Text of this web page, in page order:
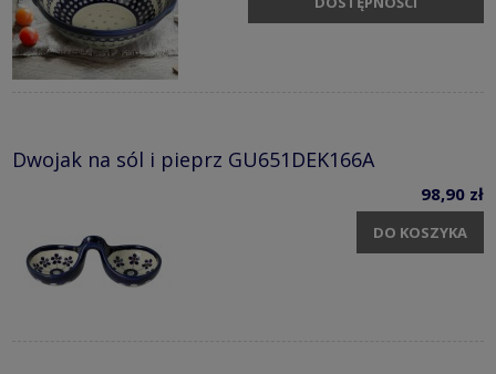
Dwojak na sól i pieprz GU651DEK166A
98,90 zł
DO KOSZYKA